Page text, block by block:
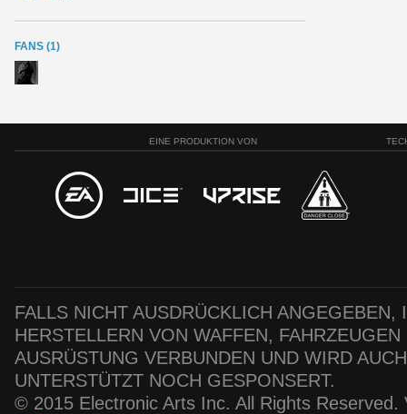
FANS (1)
EINE PRODUKTION VON
FALLS NICHT AUSDRÜCKLICH
HERSTELLERN VON WAFFEN,
AUSRÜSTUNG VERBUNDEN UND WIRD
UNTERSTÜTZT NOCH GESPONSERT.
© 2015 Electronic Arts Inc. All Rights